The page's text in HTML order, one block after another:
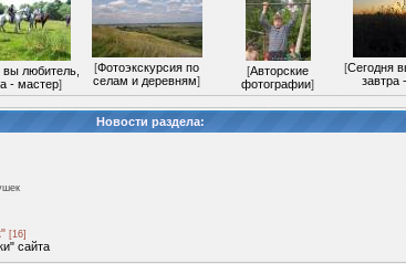
вы любитель,
- мастер]
[Фотоэкскурсия по
селам и деревням]
[Авторские
фотографии]
[Сегодня
завтра
Новости раздела:
[16]
сайта